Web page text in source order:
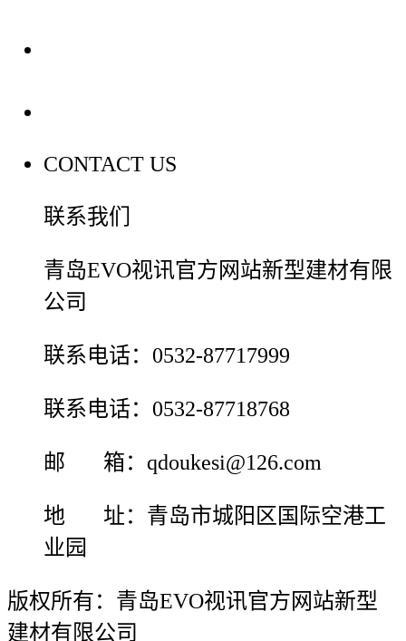
CONTACT US
联系我们
青岛EVO视讯官方网站新型建材有限
公司
联系电话：0532-87717999
联系电话：0532-87718768
邮 箱：qdoukesi@126.com
地 址：青岛市城阳区国际空港工
业园
版权所有：青岛EVO视讯官方网站新型
建材有限公司